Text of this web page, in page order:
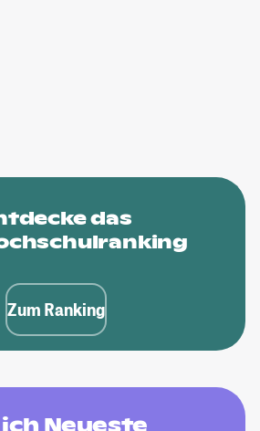
das
Zum Ranking
Neueste